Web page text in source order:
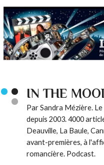
IN THE
Par Sandra Mézière.
depuis 2003. 4000
Deauville, La Baule,
avant-premières, à
romancière. Podcast.